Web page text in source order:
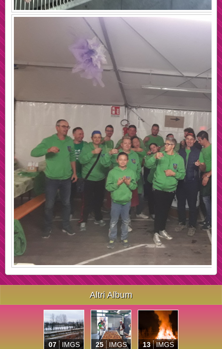
Altri Album
07 IMGS 25 IMGS 13 IMGS